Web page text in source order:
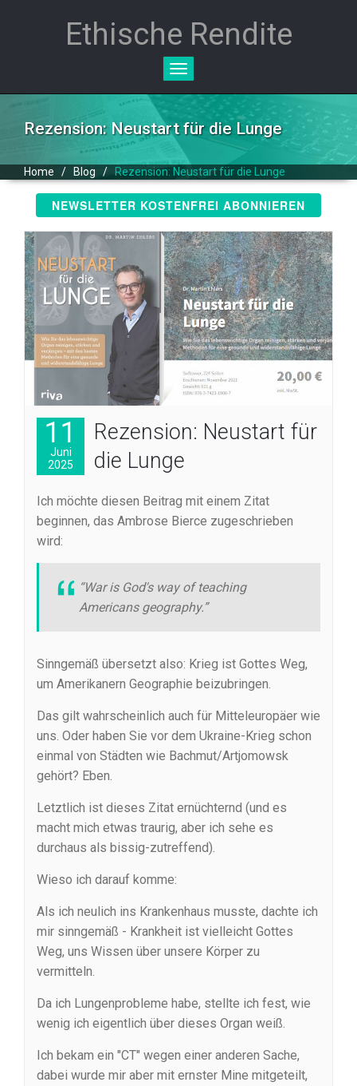
Ethische Rendite
Toggle
Rezension: Neustart für die Lunge
Home / Blog / Rezension: Neustart für die Lunge
NEWSLETTER KOSTENFREI ABONNIEREN
11
Juni
2025
Rezension: Neustart für
die Lunge
Ich möchte diesen Beitrag mit einem Zitat
beginnen, das Ambrose Bierce zugeschrieben
wird:
“War is God's way of teaching
Americans geography.”
Sinngemäß übersetzt also: Krieg ist Gottes Weg,
um Amerikanern Geographie beizubringen.
Das gilt wahrscheinlich auch für Mitteleuropäer wie
uns. Oder haben Sie vor dem Ukraine-Krieg schon
einmal von Städten wie Bachmut/Artjomowsk
gehört? Eben.
Letztlich ist dieses Zitat ernüchternd (und es
macht mich etwas traurig, aber ich sehe es
durchaus als bissig-zutreffend).
Wieso ich darauf komme:
Als ich neulich ins Krankenhaus musste, dachte ich
mir sinngemäß - Krankheit ist vielleicht Gottes
Weg, uns Wissen über unsere Körper zu
vermitteln.
Da ich Lungenprobleme habe, stellte ich fest, wie
wenig ich eigentlich über dieses Organ weiß.
Ich bekam ein "CT" wegen einer anderen Sache,
dabei wurde mir aber mit ernster Mine mitgeteilt,